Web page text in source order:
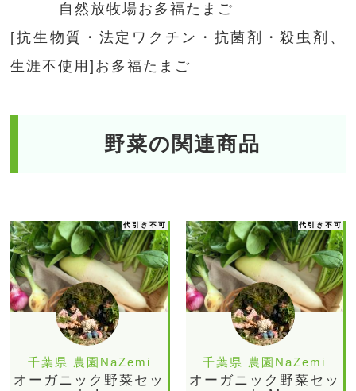
自然放牧場お多福たまご
[抗生物質・法定ワクチン・抗菌剤・殺虫剤、
生涯不使用]お多福たまご
野菜の関連商品
代引き不可
千葉県 農園NaZemi
オーガニック野菜セッ
代引き不可
千葉県 農園NaZemi
オーガニック野菜セッ